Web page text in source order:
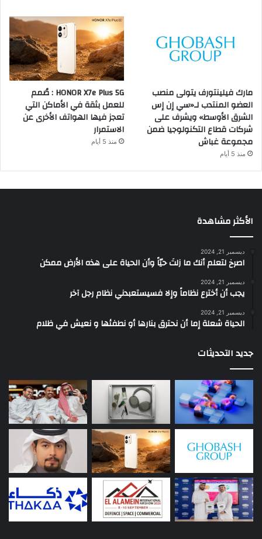
مارك فيلينتورف يتولى منصب
العضو المنتدب لـ«سي إن إس
الشرق الأوسط» ويشرف على
شركات قطاع التكنولوجيا ضمن
مجموعة غباش
منذ 5 أيام
HONOR X7e Plus 5G : صُمم
للعمل بثقة في الأماكن التي
تعجز فيها الهواتف الأخرى عن
الاستمرار
منذ 5 أيام
الأكثر مشاهدة
ديسمبر 21, 2024
‫اصرخ لتعلم أنك ما زلتَ حيّاً وأن الحياة على هذه الأرض ممكن
ديسمبر 21, 2024
يجب أن أخترع نظاماً وإلا فسيستعبدني نظام رجل آخر
ديسمبر 21, 2024
الحياة شعلة إما أن نحترق بنارها أو نطفئها و نعيش في ظلام
جديد التحديثات